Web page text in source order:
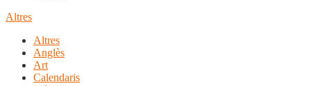
Altres
Altres
Anglès
Art
Calendaris